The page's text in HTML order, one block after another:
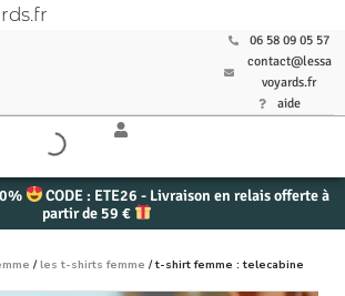
06 58 09 05 57
contact@lessa
voyards.fr
aide
CODE : ETE26 - Livraison en relais offerte à
partir de 59 €
/ les t-shirts femme / t-shirt femme : telecabine